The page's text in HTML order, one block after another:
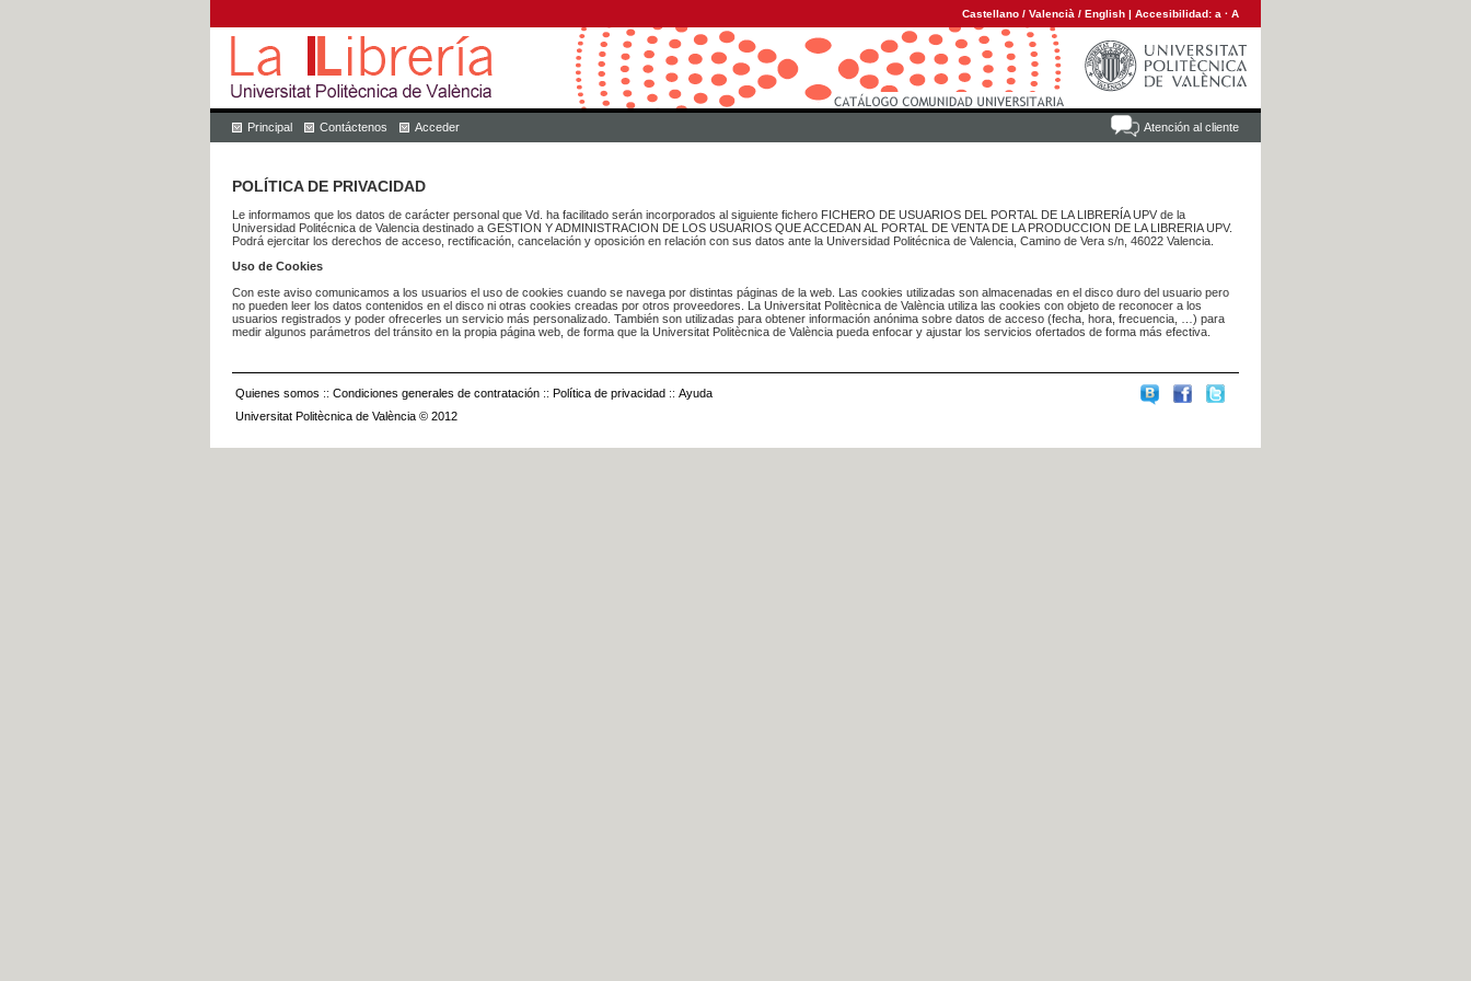
Castellano / Valencià / English | Accesibilidad: a · A
Atención al cliente
Principal Contáctenos Acceder
POLÍTICA DE PRIVACIDAD
Le informamos que los datos de carácter personal que Vd. ha facilitado serán incorporados al siguiente fichero FICHERO DE USUARIOS DEL PORTAL DE LA LIBRERÍA UPV de la
Universidad Politécnica de Valencia destinado a GESTION Y ADMINISTRACION DE LOS USUARIOS QUE ACCEDAN AL PORTAL DE VENTA DE LA PRODUCCION DE LA LIBRERIA UPV.
Podrá ejercitar los derechos de acceso, rectificación, cancelación y oposición en relación con sus datos ante la Universidad Politécnica de Valencia, Camino de Vera s/n, 46022 Valencia.
Uso de Cookies
Con este aviso comunicamos a los usuarios el uso de cookies cuando se navega por distintas páginas de la web. Las cookies utilizadas son almacenadas en el disco duro del usuario pero
no pueden leer los datos contenidos en el disco ni otras cookies creadas por otros proveedores. La Universitat Politècnica de València utiliza las cookies con objeto de reconocer a los
usuarios registrados y poder ofrecerles un servicio más personalizado. También son utilizadas para obtener información anónima sobre datos de acceso (fecha, hora, frecuencia, …) para
medir algunos parámetros del tránsito en la propia página web, de forma que la Universitat Politècnica de València pueda enfocar y ajustar los servicios ofertados de forma más efectiva.
Quienes somos :: Condiciones generales de contratación :: Política de privacidad :: Ayuda
Universitat Politècnica de València © 2012